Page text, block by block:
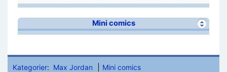
Mini comics
Kategorier: Max Jordan
Mini comics